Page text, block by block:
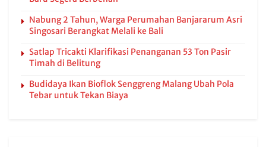
Nabung 2 Tahun, Warga Perumahan Banjararum Asri
Singosari Berangkat Melali ke Bali
Satlap Tricakti Klarifikasi Penanganan 53 Ton Pasir
Timah di Belitung
Budidaya Ikan Bioflok Senggreng Malang Ubah Pola
Tebar untuk Tekan Biaya